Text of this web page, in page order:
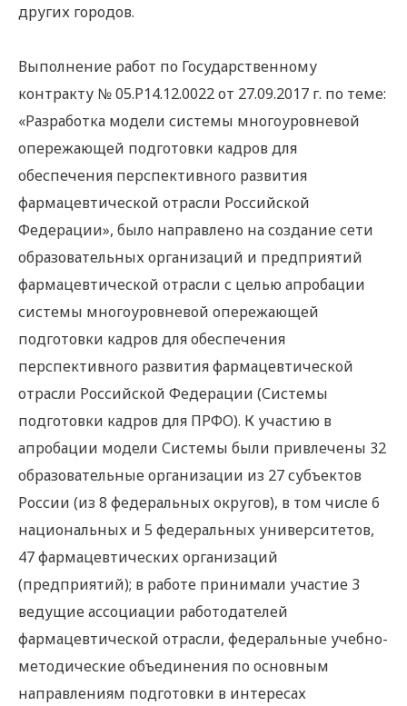
других городов.
Выполнение работ по Государственному
контракту № 05.P14.12.0022 от 27.09.2017 г. по теме:
«Разработка модели системы многоуровневой
опережающей подготовки кадров для
обеспечения перспективного развития
фармацевтической отрасли Российской
Федерации», было направлено на создание сети
образовательных организаций и предприятий
фармацевтической отрасли с целью апробации
системы многоуровневой опережающей
подготовки кадров для обеспечения
перспективного развития фармацевтической
отрасли Российской Федерации (Системы
подготовки кадров для ПРФО). К участию в
апробации модели Системы были привлечены 32
образовательные организации из 27 субъектов
России (из 8 федеральных округов), в том числе 6
национальных и 5 федеральных университетов,
47 фармацевтических организаций
(предприятий); в работе принимали участие 3
ведущие ассоциации работодателей
фармацевтической отрасли, федеральные учебно-
методические объединения по основным
направлениям подготовки в интересах